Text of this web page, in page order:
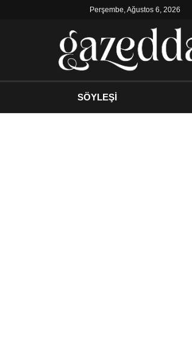
Perşembe, Ağustos 6, 2026
SÖYLEŞİ